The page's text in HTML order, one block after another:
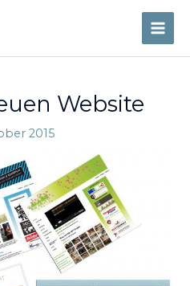
Website
2015